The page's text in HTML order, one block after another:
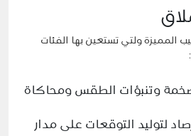
المميزة ولتي تستعين بها الفئات
وتنبؤات الطقس ومحاكاة
لتوليد التوقعات على مدار